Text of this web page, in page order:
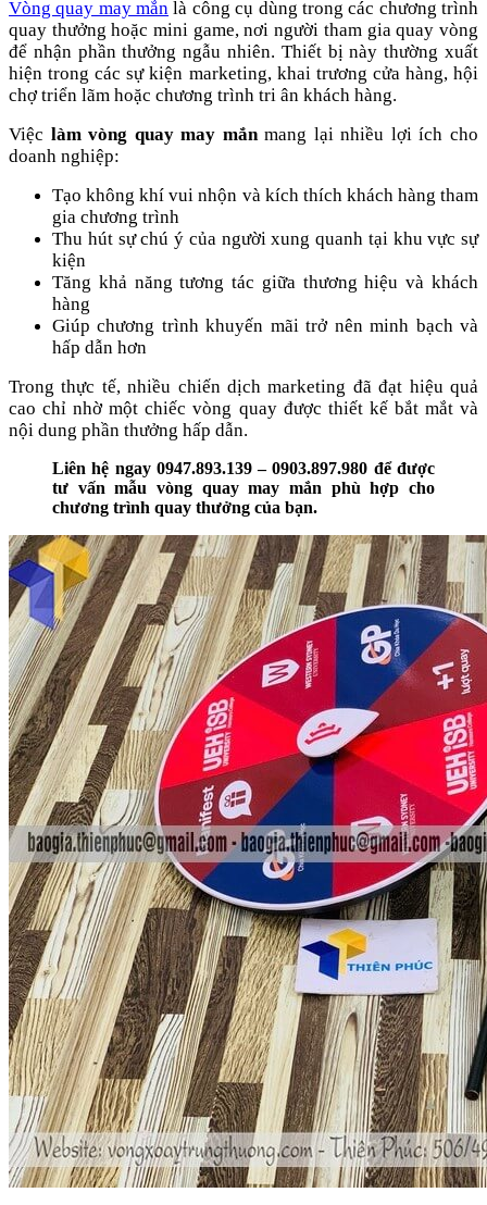
Vòng quay may mắn là công cụ dùng trong các chương trình
quay thưởng hoặc mini game, nơi người tham gia quay vòng
để nhận phần thưởng ngẫu nhiên. Thiết bị này thường xuất
hiện trong các sự kiện marketing, khai trương cửa hàng, hội
chợ triển lãm hoặc chương trình tri ân khách hàng.
Việc làm vòng quay may mắnmang lại nhiều lợi ích cho
doanh nghiệp:
Tạo không khí vui nhộn và kích thích khách hàng tham
gia chương trình
Thu hút sự chú ý của người xung quanh tại khu vực sự
kiện
Tăng khả năng tương tác giữa thương hiệu và khách
hàng
Giúp chương trình khuyến mãi trở nên minh bạch và
hấp dẫn hơn
Trong thực tế, nhiều chiến dịch marketing đã đạt hiệu quả
cao chỉ nhờ một chiếc vòng quay được thiết kế bắt mắt và
nội dung phần thưởng hấp dẫn.
Liên hệ ngay 0947.893.139 – 0903.897.980 để được
tư vấn mẫu vòng quay may mắn phù hợp cho
chương trình quay thưởng của bạn.